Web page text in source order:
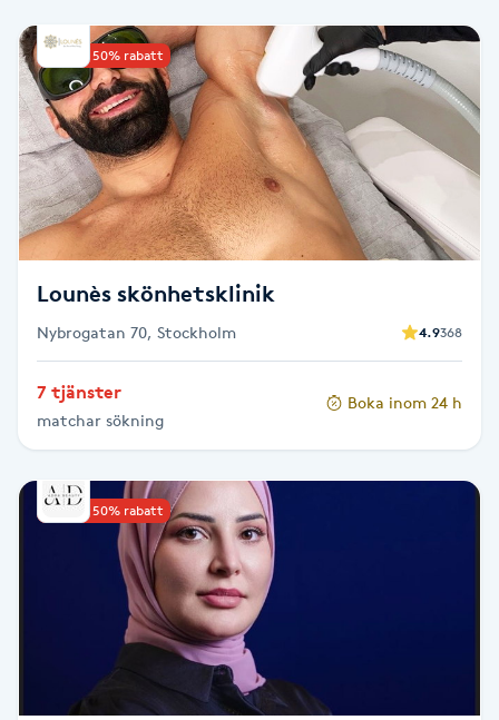
Fransförlängning
Fransförlängning Megavolym
Fransförlängning Volym
Fransk manikyr
Fransrengöring
Frekvensterapi
Friskvård
Friskvårdsmassage
Funktionsanalys
Upp till 50% rabatt
Lounès skönhetsklinik
Nybrogatan 70, Stockholm 4.9368
7 tjänster
matchar sökning
Boka inom 24 h
Upp till 50% rabatt